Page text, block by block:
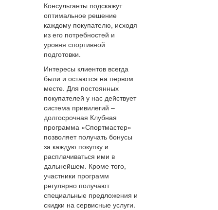
Консультанты подскажут
оптимальное решение
каждому покупателю, исходя
из его потребностей и
уровня спортивной
подготовки.
Интересы клиентов всегда
были и остаются на первом
месте. Для постоянных
покупателей у нас действует
система привилегий –
долгосрочная Клубная
программа «Спортмастер»
позволяет получать бонусы
за каждую покупку и
расплачиваться ими в
дальнейшем. Кроме того,
участники программ
регулярно получают
специальные предложения и
скидки на сервисные услуги.